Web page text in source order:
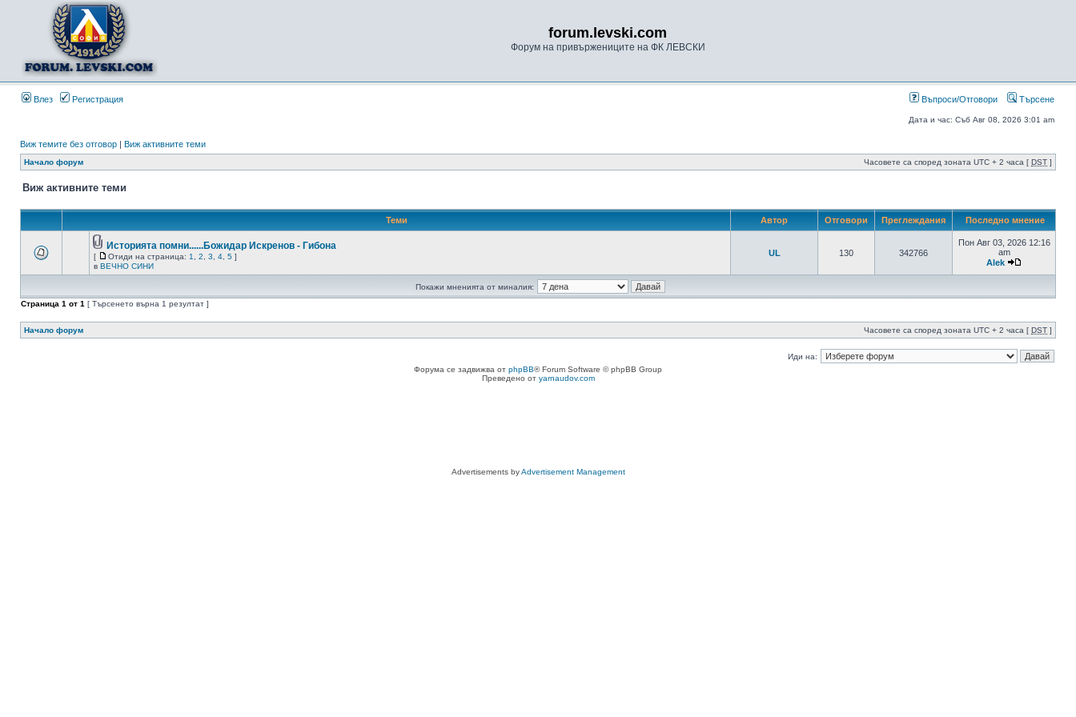
forum.levski.com
Форум на привържениците на ФК ЛЕВСКИ
Влез Регистрация Въпроси/Отговори Търсене
Дата и час: Съб Авг 08, 2026 3:01 am
Виж темите без отговор | Виж активните теми
Начало форум Часовете са според зоната UTC + 2 часа [ DST ]
Виж активните теми
Теми Автор Отговори Преглеждания Последно мнение
Историята помни......Божидар Искренов - Гибона
[ Отиди на страница: 1 2 3 4 5 ]
в ВЕЧНО СИНИ
UL 130 342766
Пон Авг 03, 2026 12:16
am
Alek
Покажи мненията от миналия:
Страница 1 от 1 [ Търсенето върна 1 резултат ]
Начало форум Часовете са според зоната UTC + 2 часа [ DST ]
Иди на:
Форума се задвижва от phpBB® Forum Software © phpBB Group
Преведено от yarnaudov.com
Advertisements byAdvertisement Management